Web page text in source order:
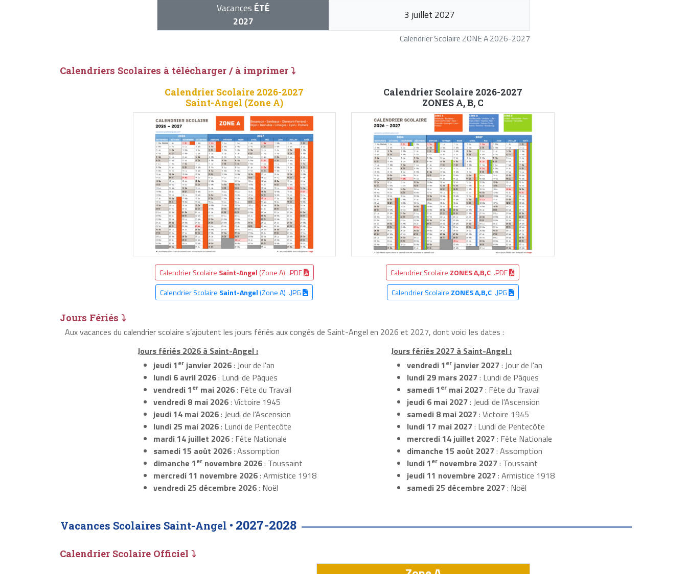
Calendrier Scolaire ZONE A 2026-2027
Vacances ÉTÉ
2027
3 juillet 2027
Calendriers Scolaires à télécharger / à imprimer ⤵
Calendrier Scolaire 2026-2027
Saint-Angel (Zone A)
Calendrier Scolaire Saint-Angel (Zone A) .PDF
Calendrier Scolaire Saint-Angel(Zone A) .JPG
Calendrier Scolaire 2026-2027
ZONES A, B, C
Calendrier Scolaire ZONES A,B,C .PDF
Calendrier Scolaire ZONES A,B,C.JPG
Jours Fériés ⤵
Aux vacances du calendrier scolaire s’ajoutent les jours fériés aux congés de Saint-Angel en 2026 et 2027, dont voici les dates :
Jours fériés 2026 à Saint-Angel :
jeudi 1erjanvier 2026: Jour de l'an
lundi 6 avril 2026: Lundi de Pâques
vendredi 1ermai 2026: Fête du Travail
vendredi 8 mai 2026: Victoire 1945
jeudi 14 mai 2026: Jeudi de l'Ascension
lundi 25 mai 2026: Lundi de Pentecôte
mardi 14 juillet 2026: Fête Nationale
samedi 15 août 2026: Assomption
dimanche 1ernovembre 2026: Toussaint
mercredi 11 novembre 2026: Armistice 1918
vendredi 25 décembre 2026: Noël
Jours fériés 2027 à Saint-Angel :
vendredi 1erjanvier 2027: Jour de l'an
lundi 29 mars 2027: Lundi de Pâques
samedi 1ermai 2027: Fête du Travail
jeudi 6 mai 2027: Jeudi de l'Ascension
samedi 8 mai 2027: Victoire 1945
lundi 17 mai 2027: Lundi de Pentecôte
mercredi 14 juillet 2027: Fête Nationale
dimanche 15 août 2027: Assomption
lundi 1ernovembre 2027: Toussaint
jeudi 11 novembre 2027: Armistice 1918
samedi 25 décembre 2027: Noël
Vacances Scolaires Saint-Angel • 2027-2028
Calendrier Scolaire Officiel ⤵